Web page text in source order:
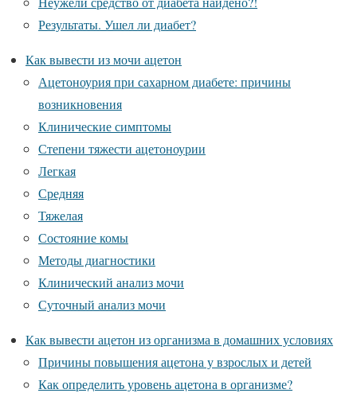
Результаты. Ушел ли диабет?
Как вывести из мочи ацетон
Ацетоноурия при сахарном диабете: причины
возникновения
Клинические симптомы
Степени тяжести ацетоноурии
Легкая
Средняя
Тяжелая
Состояние комы
Методы диагностики
Клинический анализ мочи
Суточный анализ мочи
Как вывести ацетон из организма в домашних условиях
Причины повышения ацетона у взрослых и детей
Как определить уровень ацетона в организме?